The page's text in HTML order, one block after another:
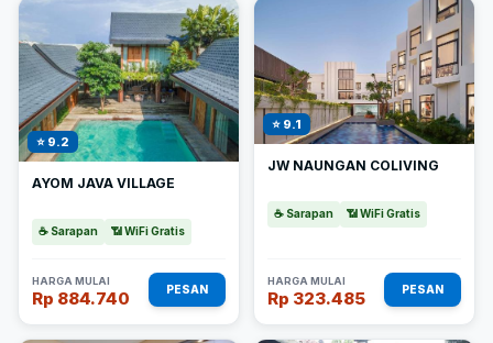
⭐ 9.2
AYOM JAVA VILLAGE
☕ Sarapan 📶 WiFi Gratis
HARGA MULAI
Rp 884.740 PESAN
⭐ 9.1
JW NAUNGAN COLIVING
☕ Sarapan 📶 WiFi Gratis
HARGA MULAI
Rp 323.485 PESAN